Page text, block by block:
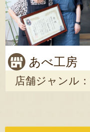
あべ工房
山形
店舗ジャンル：